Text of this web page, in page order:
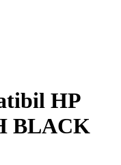
HP
BLACK